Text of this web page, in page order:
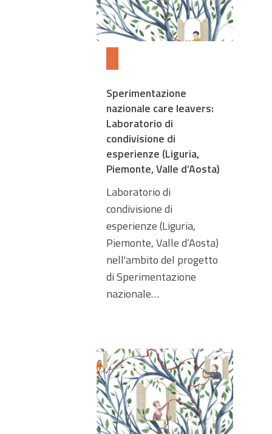
Sperimentazione
nazionale care leavers:
Laboratorio di
condivisione di
esperienze (Liguria,
Piemonte, Valle d’Aosta)
Laboratorio di
condivisione di
esperienze (Liguria,
Piemonte, Valle d’Aosta)
nell'ambito del progetto
di Sperimentazione
nazionale…